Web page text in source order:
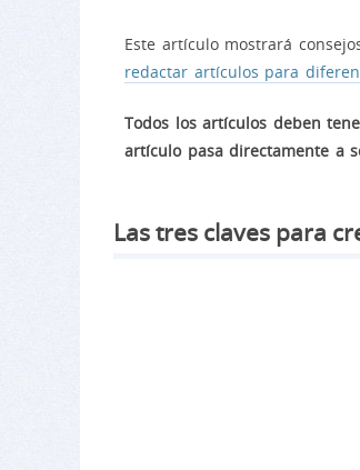
Este artículo mostrará
redactar artículos para
Todos los artículos deben
artículo pasa directamente a
Las tres claves para